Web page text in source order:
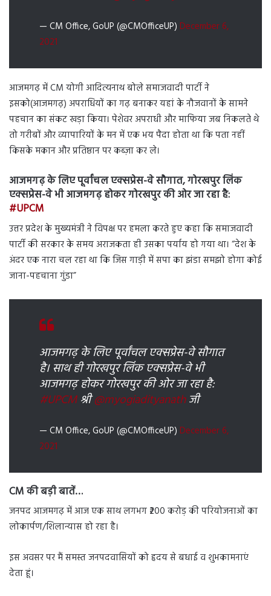
— CM Office, GoUP (@CMOfficeUP) December 6,
2021
आजमगढ़ में CM योगी आदित्यनाथ बोले समाजवादी पार्टी ने
इसको(आजमगढ़) अपराधियों का गढ़ बनाकर यहां के नौजवानों के सामने
पहचान का संकट खड़ा किया। पेशेवर अपराधी और माफिया जब निकलते थे
तो गरीबों और व्यापारियों के मन में एक भय पैदा होता था कि पता नहीं
किसके मकान और प्रतिष्ठान पर कब्ज़ा कर ले।
आजमगढ़ के लिए पूर्वांचल एक्सप्रेस-वे सौगात, गोरखपुर लिंक
एक्सप्रेस-वे भी आजमगढ़ होकर गोरखपुर की ओर जा रहा है:
#UPCM
उत्तर प्रदेश के मुख्यमंत्री ने विपक्ष पर हमला करते हुए कहा कि समाजवादी
पार्टी की सरकार के समय अराजकता ही उसका पर्याय हो गया था। “देश के
अंदर एक नारा चल रहा था कि जिस गाड़ी में सपा का झंडा समझो होगा कोई
जाना-पहचाना गुंडा”
आजमगढ़ के लिए पूर्वांचल एक्सप्रेस-वे सौगात
है। साथ ही गोरखपुर लिंक एक्सप्रेस-वे भी
आजमगढ़ होकर गोरखपुर की ओर जा रहा है:
#UPCMश्री@myogiadityanathजी
— CM Office, GoUP (@CMOfficeUP) December 6,
2021
CM की बड़ी बातें…
जनपद आजमगढ़ में आज एक साथ लगभग ₹200 करोड़ की परियोजनाओं का
लोकार्पण/शिलान्यास हो रहा है।
इस अवसर पर मैं समस्त जनपदवासियों को हृदय से बधाई व शुभकामनाएं
देता हूं।